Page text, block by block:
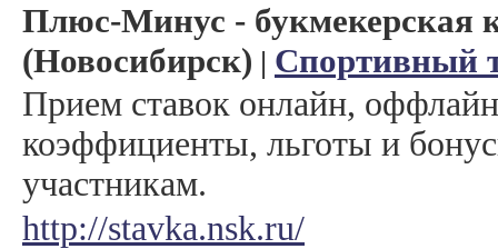
Плюс-Минус - букмекерская
(Новосибирск) | Спортивный
Прием ставок онлайн,
коэффициенты, льготы и
участникам.
http://stavka.nsk.ru/